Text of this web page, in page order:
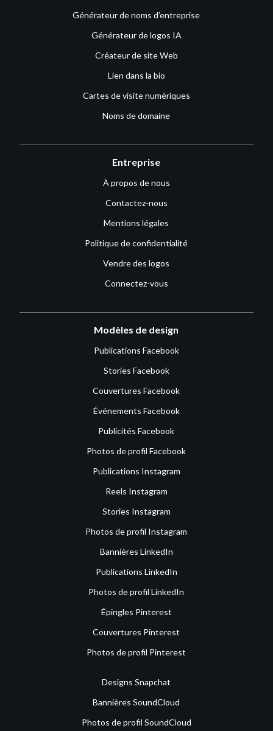
Générateur de noms d’entreprise
Générateur de logos IA
Créateur de site Web
Lien dans la bio
Cartes de visite numériques
Noms de domaine
Entreprise
À propos de nous
Contactez-nous
Mentions légales
Politique de confidentialité
Vendre des logos
Connectez-vous
Modèles de design
Publications Facebook
Stories Facebook
Couvertures Facebook
Événements Facebook
Publicités Facebook
Photos de profil Facebook
Publications Instagram
Reels Instagram
Stories Instagram
Photos de profil Instagram
Bannières LinkedIn
Publications LinkedIn
Photos de profil LinkedIn
Épingles Pinterest
Couvertures Pinterest
Photos de profil Pinterest
Designs Snapchat
Bannières SoundCloud
Photos de profil SoundCloud